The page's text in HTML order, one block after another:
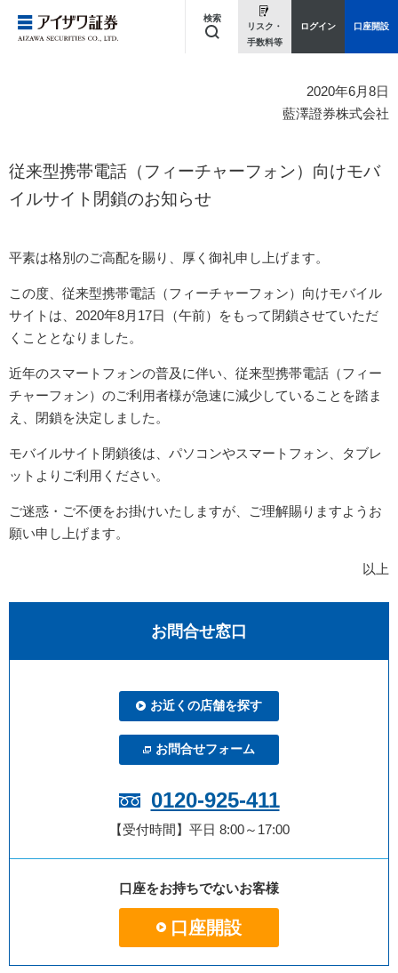
検索
リスク・
手数料等
ログイン 口座開設
2020年6月8日
藍澤證券株式会社
従来型携帯電話（フィーチャーフォン）向けモバ
イルサイト閉鎖のお知らせ
平素は格別のご高配を賜り、厚く御礼申し上げます。
この度、従来型携帯電話（フィーチャーフォン）向けモバイル
サイトは、2020年8月17日（午前）をもって閉鎖させていただ
くこととなりました。
近年のスマートフォンの普及に伴い、従来型携帯電話（フィー
チャーフォン）のご利用者様が急速に減少していることを踏ま
え、閉鎖を決定しました。
モバイルサイト閉鎖後は、パソコンやスマートフォン、タブレ
ットよりご利用ください。
ご迷惑・ご不便をお掛けいたしますが、ご理解賜りますようお
願い申し上げます。
以上
お問合せ窓口
お近くの店舗を探す
お問合せフォーム
0120-925-411
【受付時間】平日 8:00～17:00
口座をお持ちでないお客様
口座開設